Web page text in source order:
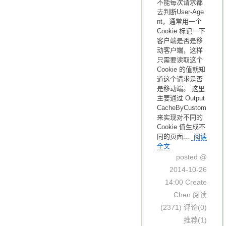
不能每次请求都
去判断User-Age
nt，通常用一个
Cookie 标记一下
客户端是否是移
动客户端，这样
只需要读取这个
Cookie 的值就知
道这个请求是否
是移动端。 这里
主要通过 Output
CacheByCustom
来实现对不同的
Cookie 值生成不
同的页面...
阅读
全文
posted @
2014-10-26
14:00 Create
Chen 阅读
(2371) 评论(0)
推荐(1)